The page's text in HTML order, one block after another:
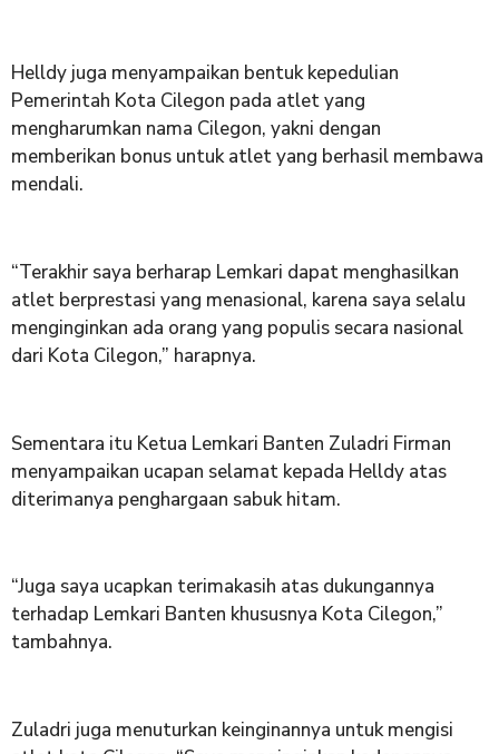
Helldy juga menyampaikan bentuk kepedulian
Pemerintah Kota Cilegon pada atlet yang
mengharumkan nama Cilegon, yakni dengan
memberikan bonus untuk atlet yang berhasil membawa
mendali.
“Terakhir saya berharap Lemkari dapat menghasilkan
atlet berprestasi yang menasional, karena saya selalu
menginginkan ada orang yang populis secara nasional
dari Kota Cilegon,” harapnya.
Sementara itu Ketua Lemkari Banten Zuladri Firman
menyampaikan ucapan selamat kepada Helldy atas
diterimanya penghargaan sabuk hitam.
“Juga saya ucapkan terimakasih atas dukungannya
terhadap Lemkari Banten khususnya Kota Cilegon,”
tambahnya.
Zuladri juga menuturkan keinginannya untuk mengisi